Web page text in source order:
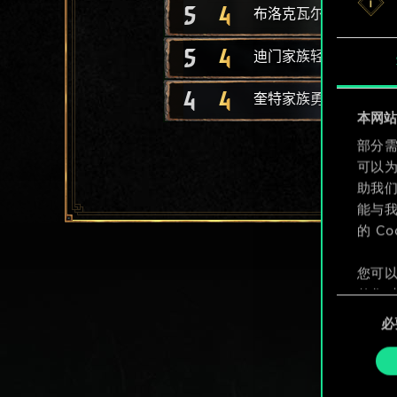
本网
部分
可以
助我
能与
的
您可
整您
定"。
必
5 4 布洛克瓦尔家族猎人
5 4 迪门家族轻型长船
4 4 奎特家族勇士